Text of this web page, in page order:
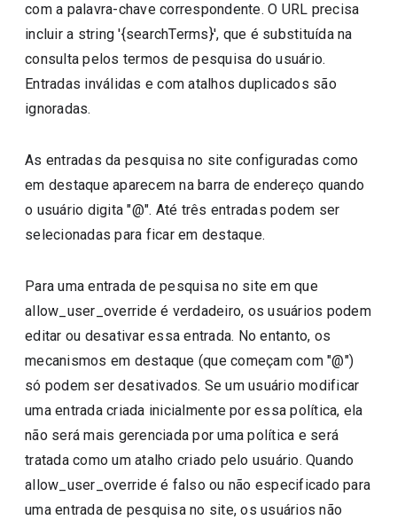
com a palavra-chave correspondente. O URL precisa
incluir a string '{searchTerms}', que é substituída na
consulta pelos termos de pesquisa do usuário.
Entradas inválidas e com atalhos duplicados são
ignoradas.
As entradas da pesquisa no site configuradas como
em destaque aparecem na barra de endereço quando
o usuário digita "@". Até três entradas podem ser
selecionadas para ficar em destaque.
Para uma entrada de pesquisa no site em que
allow_user_override é verdadeiro, os usuários podem
editar ou desativar essa entrada. No entanto, os
mecanismos em destaque (que começam com "@")
só podem ser desativados. Se um usuário modificar
uma entrada criada inicialmente por essa política, ela
não será mais gerenciada por uma política e será
tratada como um atalho criado pelo usuário. Quando
allow_user_override é falso ou não especificado para
uma entrada de pesquisa no site, os usuários não